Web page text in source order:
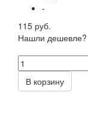
-
115 руб.
Нашли дешевле?
В корзину